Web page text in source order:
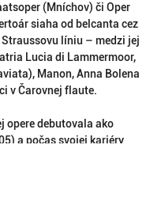
(Mníchov) či Oper
siaha od belcanta cez
Straussovu líniu – medzi jej
Lucia di Lammermoor,
Manon, Anna Bolena
v Čarovnej flaute.
opere debutovala ako
a počas svojej kariéry